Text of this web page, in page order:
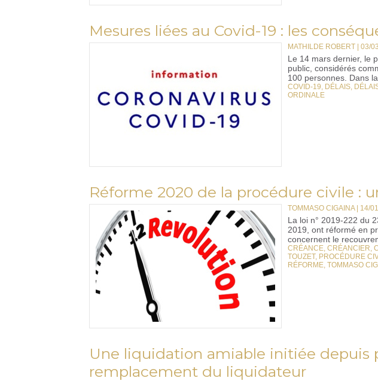
Mesures liées au Covid-19 : les
MATHILDE ROBERT | 03/
Le 14 mars dernier, le
public, considérés
100 personnes. Dans
COVID-19, DÉLAIS,
ORDINALE
Réforme 2020 de la procédure civile :
TOMMASO CIGAINA | 14/
La loi n° 2019-222 du
2019, ont réformé en
concernent le
CRÉANCE, CRÉANCIER,
TOUZET, PROCÉDURE
RÉFORME, TOMMASO
Une liquidation amiable initiée depuis
remplacement du liquidateur